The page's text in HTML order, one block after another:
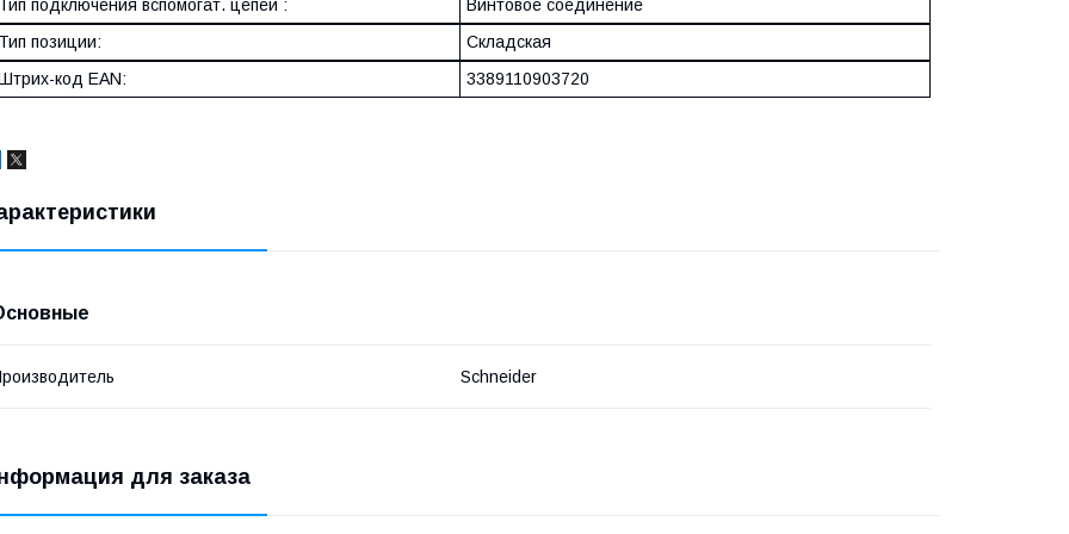
Тип подключения вспомогат. цепей :
Винтовое соединение
Тип позиции:
Складская
код EAN:
3389110903720
Schneider
для заказа